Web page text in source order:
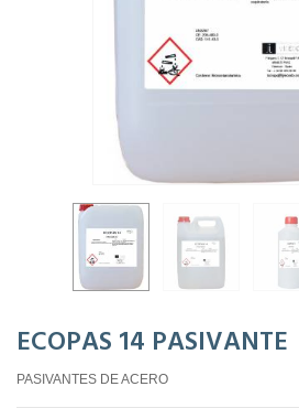
ECOPAS 14 PASIVANTE
PASIVANTES DE ACERO